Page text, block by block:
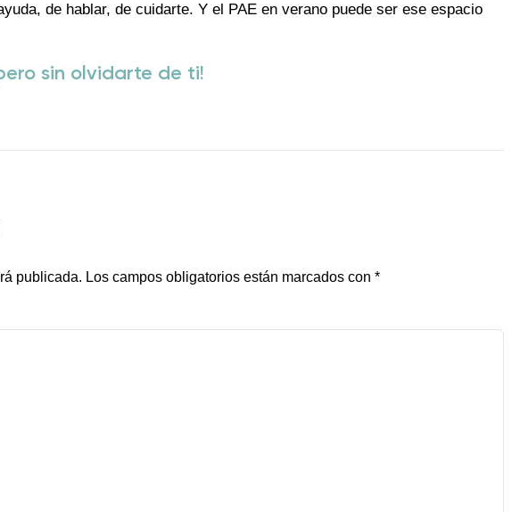
de hablar, de cuidarte. Y el PAE en verano puede ser ese espacio
sin olvidarte de ti!
publicada. Los campos obligatorios están marcados con *